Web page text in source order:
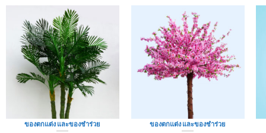
ของตกแต่ง และของชำร่วย ของตกแต่ง และของชำร่วย